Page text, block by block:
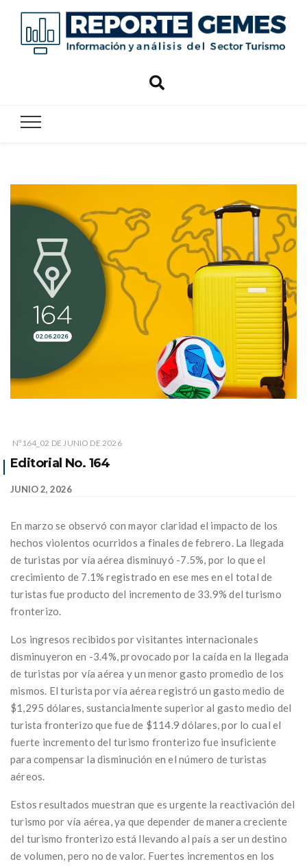
Nº164_02 DE JUNIO DE 2026
Editorial No. 164
JUNIO 2, 2026
En marzo se observó con mayor claridad el impacto de los
hechos violentos ocurridos a finales de febrero. La llegada
de turistas por vía aérea disminuyó -7.5%, por lo que el
crecimiento de 7.1% registrado en ese mes en el total de
turistas fue producto del incremento de 33.9% del turismo
fronterizo.
Los ingresos recibidos por visitantes internacionales
disminuyeron en -3.4%, provocado por la caída en la llegada
de turistas por vía aérea y un menor gasto promedio de los
mismos. El turista por vía aérea registró un gasto medio de
$1,295 dólares, sustancialmente superior al gasto medio del
turista fronterizo que fue de $114.9 dólares, por lo cual el
fuerte incremento del turismo fronterizo fue insuficiente
para compensar la disminución en el número de turistas
aéreos.
Estos resultados muestran que es urgente la reactivación del
turismo por vía aérea, ya que depender de manera creciente
del turismo fronterizo está llevando al país a ser un destino
de volumen, pero no de valor. Fuertes incrementos en los